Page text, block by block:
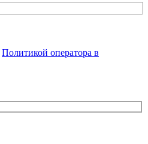
Политикой оператора в